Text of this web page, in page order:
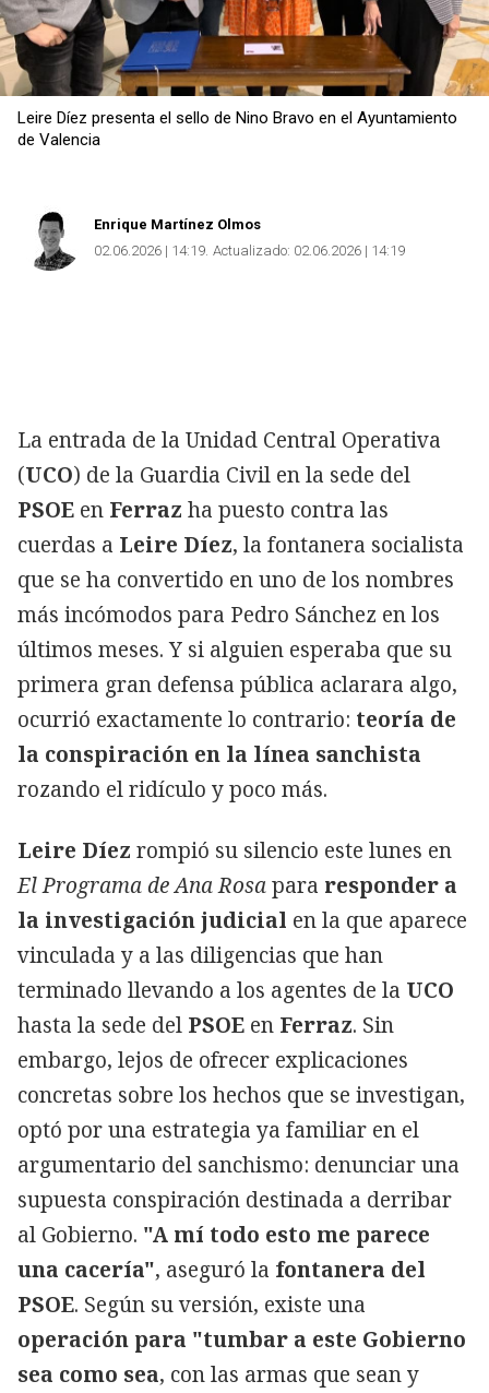
Leire Díez presenta el sello de Nino Bravo en el Ayuntamiento
de Valencia
Enrique Martínez Olmos
02.06.2026 | 14:19 Actualizado: 02.06.2026 | 14:19
La entrada de la Unidad Central Operativa
(UCO) de la Guardia Civil en la sede del
PSOE en Ferraz ha puesto contra las
cuerdas a Leire Díez, la fontanera socialista
que se ha convertido en uno de los nombres
más incómodos para Pedro Sánchez en los
últimos meses. Y si alguien esperaba que su
primera gran defensa pública aclarara algo,
ocurrió exactamente lo contrario: teoría de
la conspiración en la línea sanchista
rozando el ridículo y poco más.
Leire Díez rompió su silencio este lunes en
El Programa de Ana Rosapara responder a
la investigación judicial en la que aparece
vinculada y a las diligencias que han
terminado llevando a los agentes de la UCO
hasta la sede del PSOE en Ferraz. Sin
embargo, lejos de ofrecer explicaciones
concretas sobre los hechos que se investigan,
optó por una estrategia ya familiar en el
argumentario del sanchismo: denunciar una
supuesta conspiración destinada a derribar
al Gobierno. "A mí todo esto me parece
una cacería", aseguró la fontanera del
PSOE. Según su versión, existe una
operación para "tumbar a este Gobierno
sea como sea, con las armas que sean y